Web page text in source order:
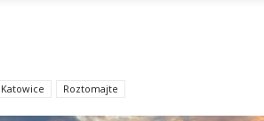
Katowice Roztomajte